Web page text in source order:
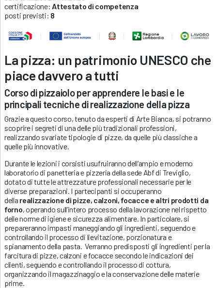
certificazione: Attestato di competenza
posti previsti: 8
La pizza: un patrimonio UNESCO che
piace davvero a tutti
Corso di pizzaiolo per apprendere le basi e le
principali tecniche di realizzazione della pizza
Grazie a questo corso, tenuto da esperti di Arte Bianca, si potranno
scoprire i segreti di una delle più tradizionali professioni,
realizzando svariate tipologie di pizze, da quelle più classiche a
quelle più innovative.
Durante le lezioni i corsisti usufruiranno dell’ampio e moderno
laboratorio di panetteria e pizzeria della sede Abf di Treviglio,
dotato di tutte le attrezzature professionali necessarie per le
diverse preparazioni. I partecipanti si occuperanno
della realizzazione di pizze, calzoni, focacce e altri prodotti da
forno, operando sull’intero processo della lavorazione nel rispetto
delle norme di igiene e sicurezza alimentare. In particolare, si
prepareranno impasti maneggiando gli ingredienti, seguendo e
controllando il processo di lievitazione, porzionatura e
spianamento della pasta. Verranno predisposti gli ingredienti per la
farcitura di pizze, calzoni e focacce secondo le indicazioni dei
clienti, seguendo e controllando il processo di cottura,
organizzando il magazzinaggio e la conservazione delle materie
prime.